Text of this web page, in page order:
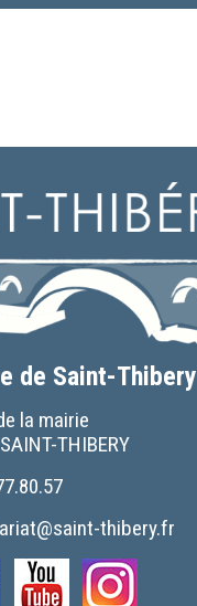
de Saint-Thibery
la mairie
THIBERY
thibery.fr